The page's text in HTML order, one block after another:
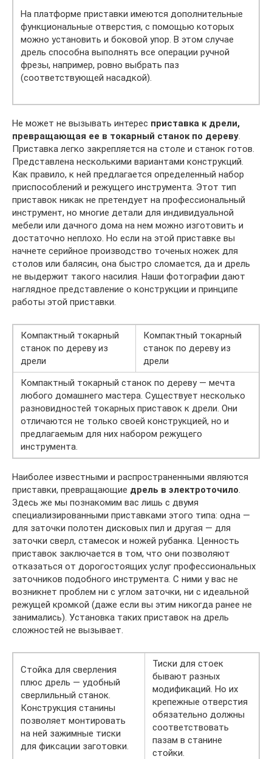
На платформе приставки имеются дополнительные
функциональные отверстия, с помощью которых
можно установить и боковой упор. В этом случае
дрель способна выполнять все операции ручной
фрезы, например, ровно выбрать паз
(соответствующей насадкой).
Не может не вызывать интерес приставка к дрели,
превращающая ее в токарный станок по дереву.
Приставка легко закрепляется на столе и станок готов.
Представлена несколькими вариантами конструкций.
Как правило, к ней предлагается определенный набор
приспособлений и режущего инструмента. Этот тип
приставок никак не претендует на профессиональный
инструмент, но многие детали для индивидуальной
мебели или дачного дома на нем можно изготовить и
достаточно неплохо. Но если на этой приставке вы
начнете серийное производство точеных ножек для
столов или балясин, она быстро сломается, да и дрель
не выдержит такого насилия. Наши фотографии дают
наглядное представление о конструкции и принципе
работы этой приставки.
Компактный токарный
станок по дереву из
дрели
Компактный токарный
станок по дереву из
дрели
Компактный токарный станок по дереву — мечта
любого домашнего мастера. Существует несколько
разновидностей токарных приставок к дрели. Они
отличаются не только своей конструкцией, но и
предлагаемым для них набором режущего
инструмента.
Наиболее известными и распространенными являются
приставки, превращающие дрель в электроточило.
Здесь же мы познакомим вас лишь с двумя
специализированными приставками этого типа: одна —
для заточки полотен дисковых пил и другая — для
заточки сверл, стамесок и ножей рубанка. Ценность
приставок заключается в том, что они позволяют
отказаться от дорогостоящих услуг профессиональных
заточников подобного инструмента. С ними у вас не
возникнет проблем ни с углом заточки, ни с идеальной
режущей кромкой (даже если вы этим никогда ранее не
занимались). Установка таких приставок на дрель
сложностей не вызывает.
Стойка для сверления
плюс дрель — удобный
сверлильный станок.
Конструкция станины
позволяет монтировать
на ней зажимные тиски
для фиксации заготовки.
Тиски для стоек
бывают разных
модификаций. Но их
крепежные отверстия
обязательно должны
соответствовать
пазам в станине
стойки.